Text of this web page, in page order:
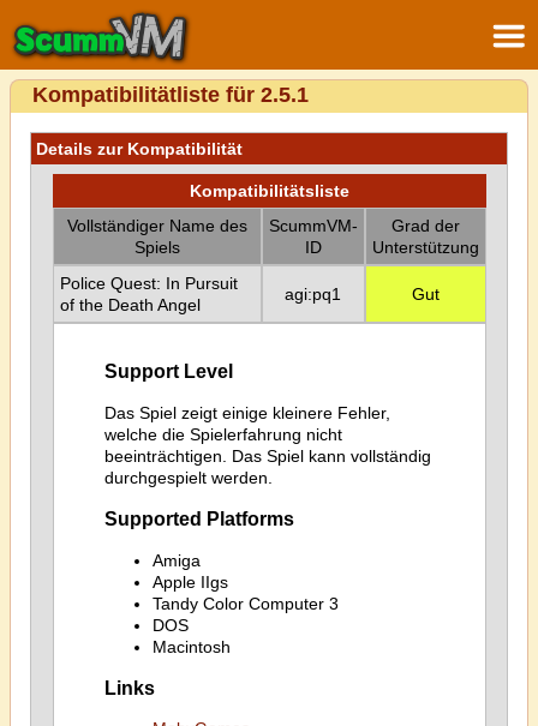
Kompatibilitätliste für 2.5.1
Details zur Kompatibilität
Kompatibilitätsliste
Vollständiger Name des
Spiels
ScummVM-
ID
Grad der
Unterstützung
Police Quest: In Pursuit
of the Death Angel
agi:pq1 Gut
Support Level
Das Spiel zeigt einige kleinere Fehler,
welche die Spielerfahrung nicht
beeinträchtigen. Das Spiel kann vollständig
durchgespielt werden.
Supported Platforms
Amiga
Apple IIgs
Tandy Color Computer 3
DOS
Macintosh
Links